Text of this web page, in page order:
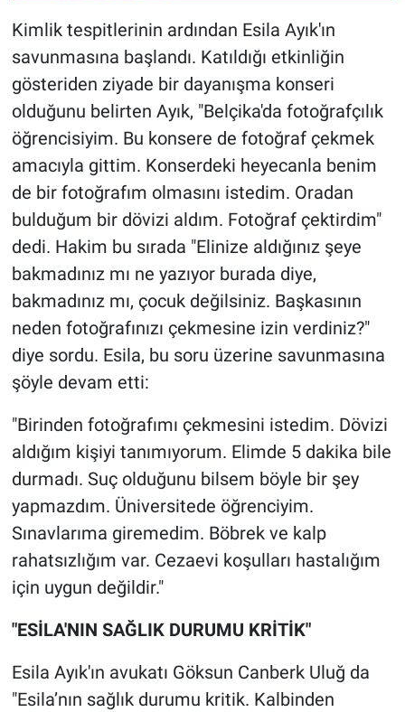
Kimlik tespitlerinin ardından Esila Ayık'ın
savunmasına başlandı. Katıldığı etkinliğin
gösteriden ziyade bir dayanışma konseri
olduğunu belirten Ayık, "Belçika'da fotoğrafçılık
öğrencisiyim. Bu konsere de fotoğraf çekmek
amacıyla gittim. Konserdeki heyecanla benim
de bir fotoğrafım olmasını istedim. Oradan
bulduğum bir dövizi aldım. Fotoğraf çektirdim"
dedi. Hakim bu sırada "Elinize aldığınız şeye
bakmadınız mı ne yazıyor burada diye,
bakmadınız mı, çocuk değilsiniz. Başkasının
neden fotoğrafınızı çekmesine izin verdiniz?"
diye sordu. Esila, bu soru üzerine savunmasına
şöyle devam etti:
"Birinden fotoğrafımı çekmesini istedim. Dövizi
aldığım kişiyi tanımıyorum. Elimde 5 dakika bile
durmadı. Suç olduğunu bilsem böyle bir şey
yapmazdım. Üniversitede öğrenciyim.
Sınavlarıma giremedim. Böbrek ve kalp
rahatsızlığım var. Cezaevi koşulları hastalığım
için uygun değildir."
"ESİLA'NIN SAĞLIK DURUMU KRİTİK"
Esila Ayık'ın avukatı Göksun Canberk Uluğ da
"Esila’nın sağlık durumu kritik. Kalbinden